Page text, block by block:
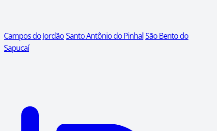
Campos do JordãoSanto Antônio do PinhalSão Bento do
Sapucaí